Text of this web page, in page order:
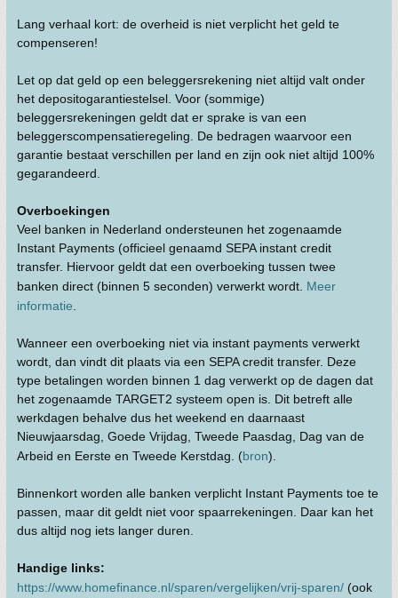
Lang verhaal kort: de overheid is niet verplicht het geld te
compenseren!
Let op dat geld op een beleggersrekening niet altijd valt onder
het depositogarantiestelsel. Voor (sommige)
beleggersrekeningen geldt dat er sprake is van een
beleggerscompensatieregeling. De bedragen waarvoor een
garantie bestaat verschillen per land en zijn ook niet altijd 100%
gegarandeerd.
Overboekingen
Veel banken in Nederland ondersteunen het zogenaamde
Instant Payments (officieel genaamd SEPA instant credit
transfer. Hiervoor geldt dat een overboeking tussen twee
banken direct (binnen 5 seconden) verwerkt wordt. Meer
informatie
Wanneer een overboeking niet via instant payments verwerkt
wordt, dan vindt dit plaats via een SEPA credit transfer. Deze
type betalingen worden binnen 1 dag verwerkt op de dagen dat
het zogenaamde TARGET2 systeem open is. Dit betreft alle
werkdagen behalve dus het weekend en daarnaast
Nieuwjaarsdag, Goede Vrijdag, Tweede Paasdag, Dag van de
Arbeid en Eerste en Tweede Kerstdag. (bron).
Binnenkort worden alle banken verplicht Instant Payments toe te
passen, maar dit geldt niet voor spaarrekeningen. Daar kan het
dus altijd nog iets langer duren.
Handige links:
https://www.homefinance.nl/sparen/vergelijken/vrij-sparen/ (ook